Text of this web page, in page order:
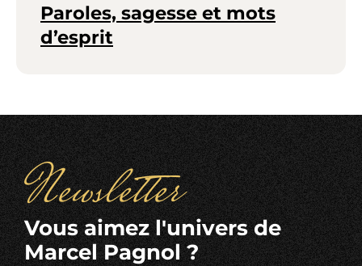
Paroles, sagesse et mots
d’esprit
Newsletter
Vous aimez l'univers de
Marcel Pagnol ?